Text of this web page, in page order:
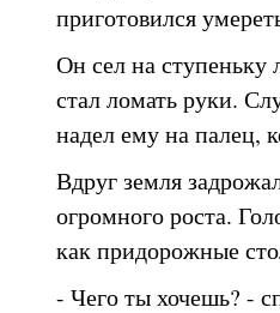
приготовился
Он сел на ступеньку
стал ломать руки.
надел ему на палец,
Вдруг земля
огромного роста.
как придорожные
- Чего ты хочешь? -